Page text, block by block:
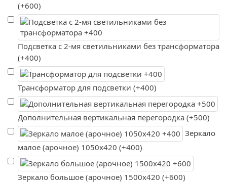
(+600)
Подсветка с 2-мя светильниками без трансформатора
(+400)
Трансформатор для подсветки (+400)
Дополнительная вертикальная перегородка (+500)
Зеркало
малое (арочное) 1050х420 (+400)
Зеркало большое (арочное) 1500х420 (+600)